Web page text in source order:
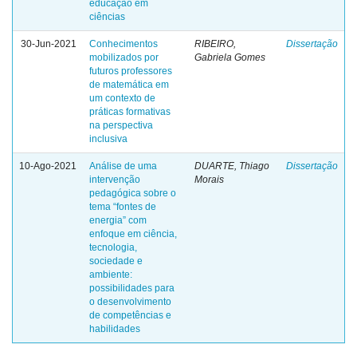
educação em
ciências
30-Jun-2021
Conhecimentos
mobilizados por
futuros professores
de matemática em
um contexto de
práticas formativas
na perspectiva
inclusiva
RIBEIRO,
Gabriela Gomes
Dissertação
10-Ago-2021
Análise de uma
intervenção
pedagógica sobre o
tema “fontes de
energia” com
enfoque em ciência,
tecnologia,
sociedade e
ambiente:
possibilidades para
o desenvolvimento
de competências e
habilidades
DUARTE, Thiago
Morais
Dissertação